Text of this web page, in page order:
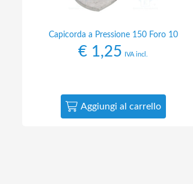
Capicorda a Pressione 150 Foro 10
€ 1,25 IVA incl.
Aggiungi al carrello